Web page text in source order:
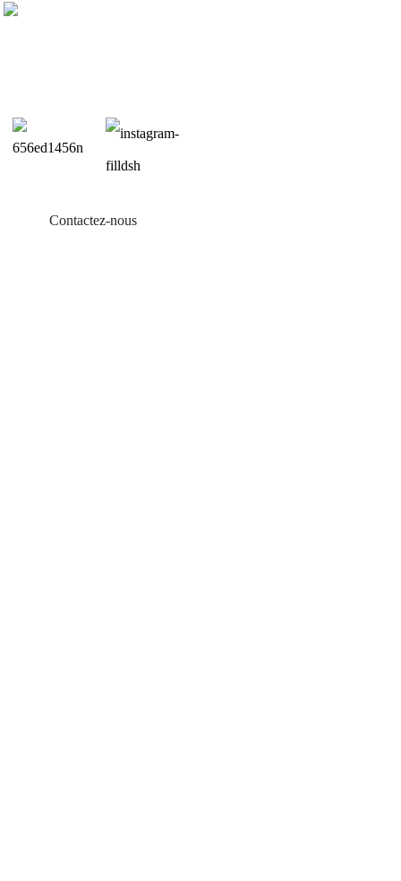
Contactez-nous